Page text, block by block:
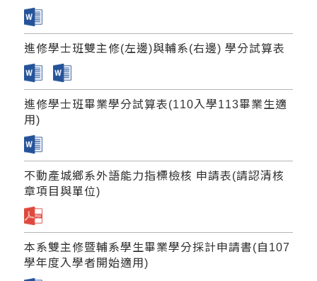
進修學士班雙主修(左邊)與輔系(右邊) 學分試算表
進修學士班畢業學分試算表(110入學113畢業生適
用)
不動產城鄉系外語能力指標檢核 申請表(請認清核
章項目與單位)
本系雙主修暨輔系學生畢業學分採計申請書(自107
學年度入學者開始適用)